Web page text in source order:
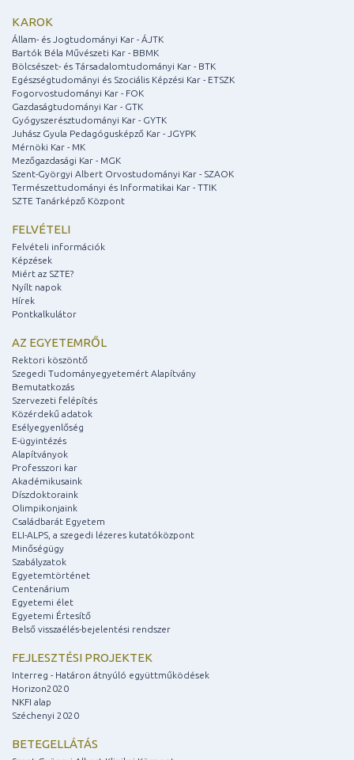
KAROK
Állam- és Jogtudományi Kar - ÁJTK
Bartók Béla Művészeti Kar - BBMK
Bölcsészet- és Társadalomtudományi Kar - BTK
Egészségtudományi és Szociális Képzési Kar - ETSZK
Fogorvostudományi Kar - FOK
Gazdaságtudományi Kar - GTK
Gyógyszerésztudományi Kar - GYTK
Juhász Gyula Pedagógusképző Kar - JGYPK
Mérnöki Kar - MK
Mezőgazdasági Kar - MGK
Szent-Györgyi Albert Orvostudományi Kar - SZAOK
Természettudományi és Informatikai Kar - TTIK
SZTE Tanárképző Központ
FELVÉTELI
Felvételi információk
Képzések
Miért az SZTE?
Nyílt napok
Hírek
Pontkalkulátor
AZ EGYETEMRŐL
Rektori köszöntő
Szegedi Tudományegyetemért Alapítvány
Bemutatkozás
Szervezeti felépítés
Közérdekű adatok
Esélyegyenlőség
E-ügyintézés
Alapítványok
Professzori kar
Akadémikusaink
Díszdoktoraink
Olimpikonjaink
Családbarát Egyetem
ELI-ALPS, a szegedi lézeres kutatóközpont
Minőségügy
Szabályzatok
Egyetemtörténet
Centenárium
Egyetemi élet
Egyetemi Értesítő
Belső visszaélés-bejelentési rendszer
FEJLESZTÉSI PROJEKTEK
Interreg - Határon átnyúló együttműködések
Horizon2020
NKFI alap
Széchenyi 2020
BETEGELLÁTÁS